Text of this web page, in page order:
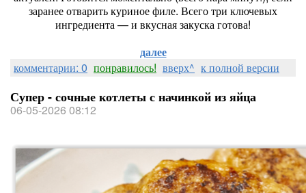
заранее отварить куриное филе. Всего три ключевых
ингредиента — и вкусная закуска готова!
далее
комментарии: 0 понравилось! вверх^ к полной версии
Супер - сочные котлеты с начинкой из яйца
06-05-2026 08:12